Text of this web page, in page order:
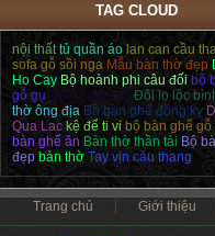
TAG CLOUD
nội thất tủ quần áo lan can cầu
sofa gỗ sồi nga Mẫu bàn thờ đẹp
Ho Cay Bộ hoành phi câu đối bộ
gỗ gụ đồ gỗ nội thất Đôi lọ lộc
thờ ông địa Bộ bàn ghế đồng kỵ
Qua Lac kệ để ti vi bộ bàn ghế gỗ
bàn ghế ăn Bàn thờ thần tài Bộ
đẹp bàn thờ Tay vịn càu thang
Trang chủ Giới thiệu